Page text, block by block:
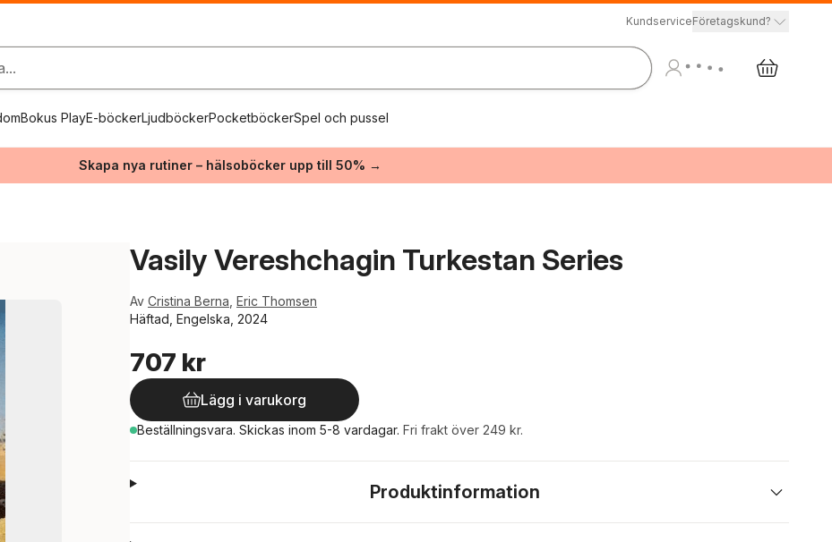
KundserviceFöretagskund?
Bokus PlayE-böckerLjudböckerPocketböckerSpel och pussel
Skapa nya rutiner – hälsoböcker upp till 50% →
Vasily Vereshchagin Turkestan Series
Av Cristina Berna Eric Thomsen
Häftad, Engelska, 2024
707 kr
Lägg i varukorg
Beställningsvara. Skickas inom 5-8 vardagar. Fri frakt över 249 kr.
Produktinformation